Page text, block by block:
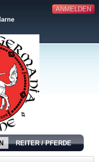
ANMELDEN
REITER / PFERDE